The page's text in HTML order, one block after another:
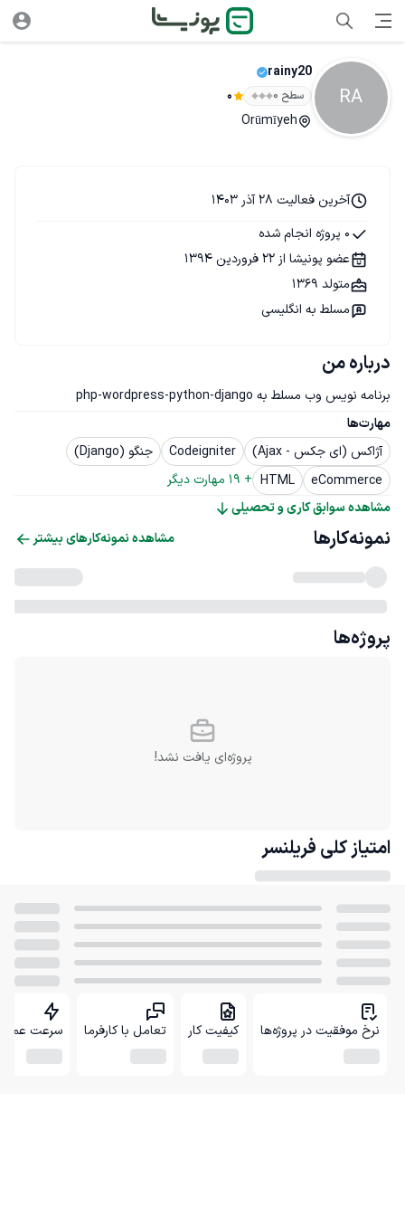
RA
rainy20
سطح ۰ 0
Orūmīyeh
درباره من
برنامه نويس وب مسلط به php-wordpress-python-django
مهارت‌ها
آژاکس (ای جکس - Ajax)
Codeigniter
جنگو (Django)
eCommerce
HTML
+
19 مهارت دیگر
مشاهده سوابق کاری و تحصیلی
آخرین فعالیت 28 آذر 1403
0 پروژه انجام شده
عضو پونیشا از 22 فروردین 1394
متولد 1369
مسلط به انگلیسی
نمونه‌کارها مشاهده نمونه‌کارهای بیشتر
پروژه‌ها
پروژه‌ای یافت نشد!
امتیاز کلی فریلنسر
نرخ موفقیت در پروژه‌ها کیفیت کار تعامل با کارفرما سرعت عمل